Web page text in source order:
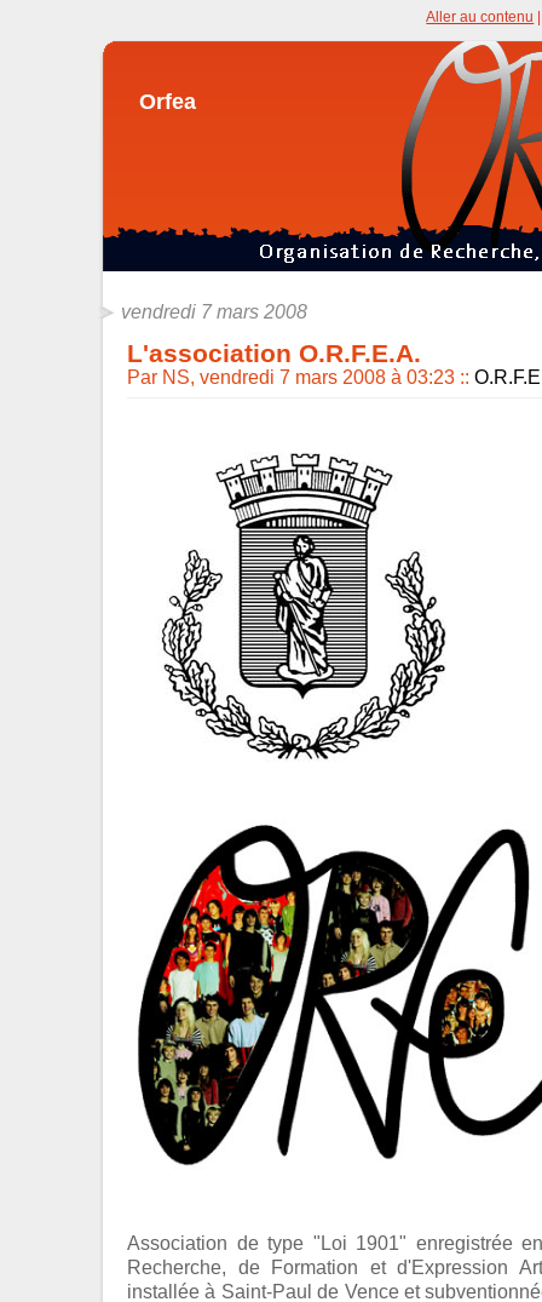
Orfea
Aller au contenu
vendredi 7 mars 2008
L'association O.R.F.E.A.
Par NS, vendredi 7 mars 2008 à 03:23 ::
Association de type "Loi 1901" enregistrée
Recherche, de Formation et d'Expression
installée à Saint-Paul de Vence et